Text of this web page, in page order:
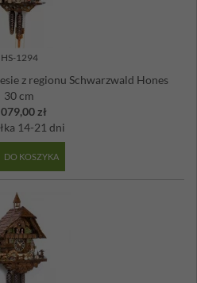
HS-1294
z regionu Schwarzwald Hones
30 cm
zł
14-21 dni
DO KOSZYKA